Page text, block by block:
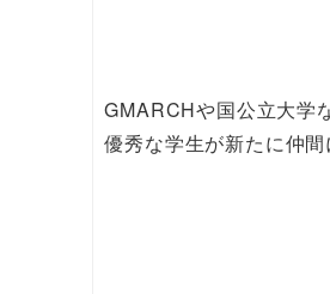
GMARCHや国公立大学
優秀な学生が新たに仲間